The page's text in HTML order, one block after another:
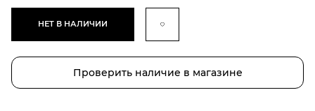
НЕТ В НАЛИЧИИ
Проверить наличие в магазине